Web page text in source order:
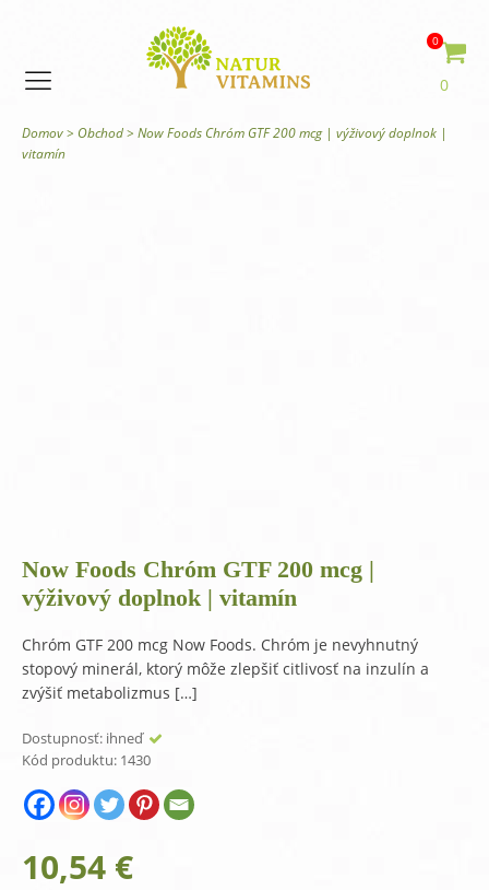
0
0
Domov> Obchod> Now Foods Chróm GTF 200 mcg | výživový doplnok |
vitamín
Now Foods Chróm GTF 200 mcg |
výživový doplnok | vitamín
Chróm GTF 200 mcg Now Foods. Chróm je nevyhnutný
stopový minerál, ktorý môže zlepšiť citlivosť na inzulín a
zvýšiť metabolizmus […]
Dostupnosť: ihneď
Kód produktu: 1430
10,54 €